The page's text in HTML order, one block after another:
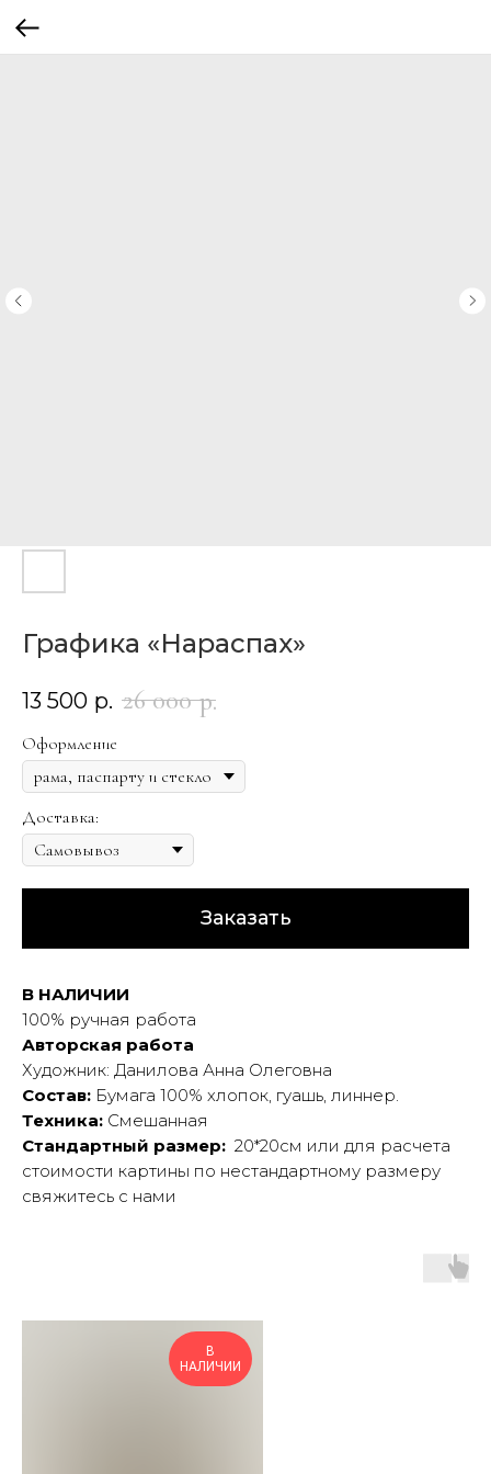
Графика «Нараспах»
13 500 р. 26 000 р.
Оформление
Доставка:
Заказать
В НАЛИЧИИ
100% ручная работа
Авторская работа
Художник: Данилова Анна Олеговна
Состав: Бумага 100% хлопок, гуашь, линнер.
Техника: Смешанная
Стандартный размер: 20*20см или для расчета
стоимости картины по нестандартному размеру
свяжитесь с нами
В
НАЛИЧИИ